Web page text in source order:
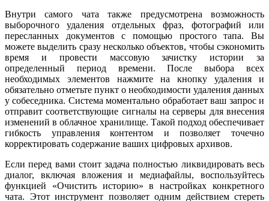
Внутри самого чата также предусмотрена возможность
выборочного удаления отдельных фраз, фотографий или
пересланных документов с помощью простого тапа. Вы
можете выделить сразу несколько объектов, чтобы сэкономить
время и провести массовую зачистку истории за
определенный период времени. После выбора всех
необходимых элементов нажмите на кнопку удаления и
обязательно отметьте пункт о необходимости удаления данных
у собеседника. Система моментально обработает ваш запрос и
отправит соответствующие сигналы на серверы для внесения
изменений в облачное хранилище. Такой подход обеспечивает
гибкость управления контентом и позволяет точечно
корректировать содержание ваших цифровых архивов.
Если перед вами стоит задача полностью ликвидировать весь
диалог, включая вложения и медиафайлы, воспользуйтесь
функцией «Очистить историю» в настройках конкретного
чата. Этот инструмент позволяет одним действием стереть